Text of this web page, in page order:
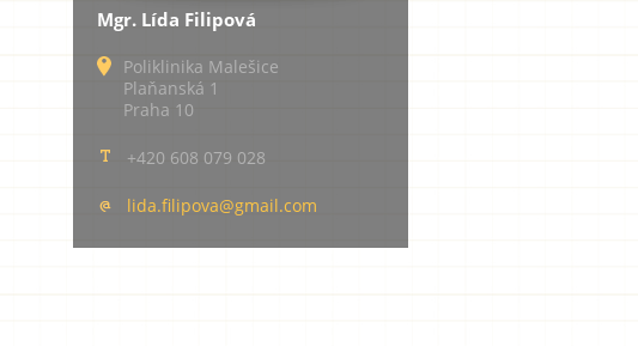
Mgr. Lída Filipová
Poliklinika Malešice
Plaňanská 1
Praha 10
+420 608 079 028
lida.filipova@gmail.com